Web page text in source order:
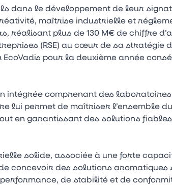
dans le développement de leur
maîtrise industrielle et
réalisant plus de 130 M€ de chiffre
(RSE) au cœur de sa stratégie
pour la deuxième année
intégrée comprenant des
lui permet de maîtriser l’ensemble
en garantissant des solutions
solide, associée à une forte
concevoir des solutions aromatiques
de stabilité et de